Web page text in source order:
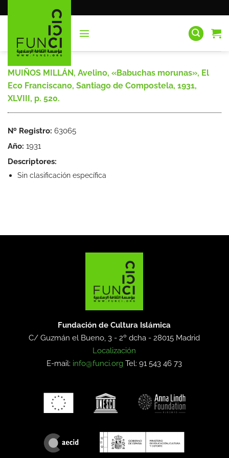
al
MUIÑOS MILLÁN, Avelino, «Babuchas morunas», El
Eco Franciscano, Santiago de Compostela, 1931,
XLVIII, p. 520.
Nº Registro: 63065
Año: 1931
Descriptores:
Sin clasificación específica
Fundación de Cultura Islámica
C/ Guzmán el Bueno, 3 - 2º dcha -28015 Madrid
Localización
E-mail: info@funci.org Tel: 91 543 46 73